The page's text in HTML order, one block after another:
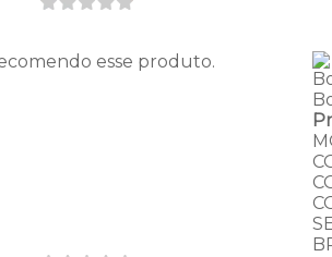
esse produto.